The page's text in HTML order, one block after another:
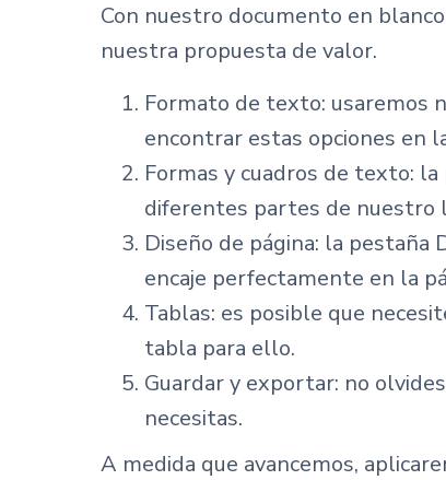
Con nuestro documento en
nuestra propuesta de valor.
Formato de texto: usaremos
encontrar estas opciones en
Formas y cuadros de texto:
diferentes partes de nuestro
Diseño de página: la pestaña
encaje perfectamente en la
Tablas: es posible que
tabla para ello.
Guardar y exportar: no
necesitas.
A medida que avancemos,